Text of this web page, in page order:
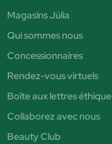
Magasins Júlia
Qui sommes nous
Concessionnaires
Rendez-vous virtuels
Boîte aux lettres éthique
Collaborez avec nous
Beauty Club